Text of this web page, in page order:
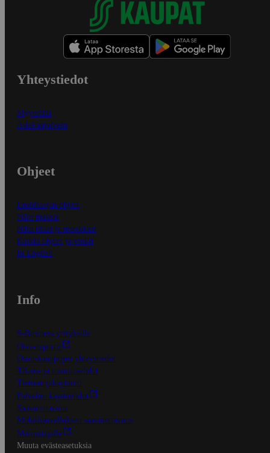
Yhteystiedot
Myymälät
Asiakaspalvelu
Ohjeet
Ensitilaajan ohjeet
Näin maksat
Näin tilaat ja muokkaat
Kaikki ohjeet ja vinkit
In English
Info
S-Business yrityksille
Oiva-raportit
Osuuskauppojen yhteystiedot
Tilaus- ja toimitusehdot
Tietosuojakäytäntö
Palvelun käyttöehdot
Saavutettavuus
Mobiilisovelluksen saavutettavuus
Mainostajalle
Muuta evästeasetuksia